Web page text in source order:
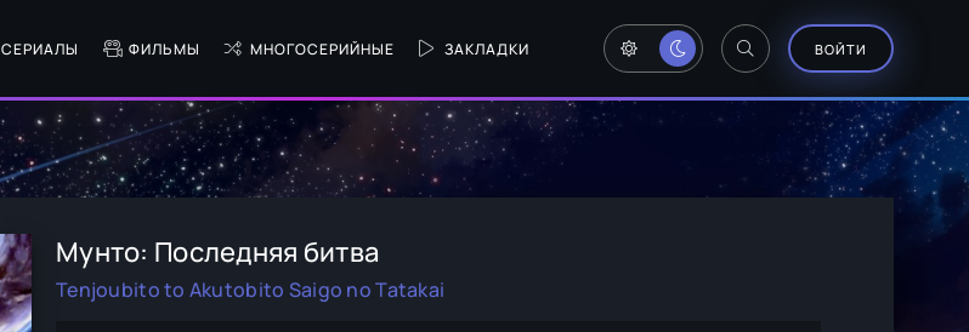
СЕРИАЛЫ ФИЛЬМЫ МНОГОСЕРИЙНЫЕ ЗАКЛАДКИ ВОЙТИ
Мунто: Последняя битва
Tenjoubito to Akutobito Saigo no Tatakai